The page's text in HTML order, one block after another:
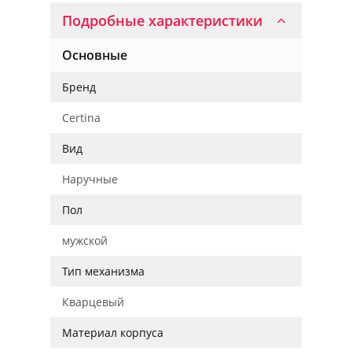
Подробные характеристики
Основные
Бренд
Certina
Вид
Наручные
Пол
мужской
Тип механизма
Кварцевый
Материал корпуса